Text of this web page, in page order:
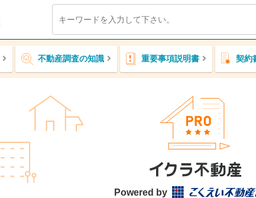
不動産調査の知識 重要事項説明書 契約
Powered by